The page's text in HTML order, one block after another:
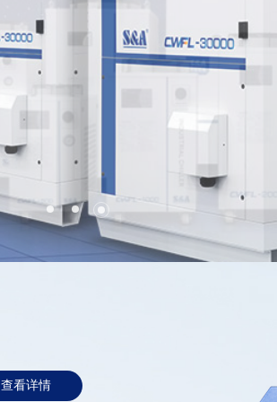
3
查看详情
查看详情
查看详情
查看详情
查看详情